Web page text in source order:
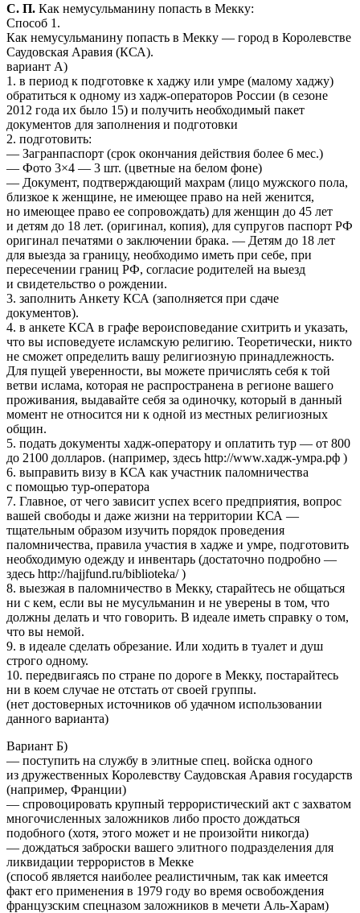
С. П. Как немусульманину попасть в Мекку:
Способ 1.
Как немусульманину попасть в Мекку — город в Королевстве
Саудовская Аравия (КСА).
вариант А)
1. в период к подготовке к хаджу или умре (малому хаджу)
обратиться к одному из хадж-операторов России (в сезоне
2012 года их было 15) и получить необходимый пакет
документов для заполнения и подготовки
2. подготовить:
— Загранпаспорт (срок окончания действия более 6 мес.)
— Фото 3×4 — 3 шт. (цветные на белом фоне)
— Документ, подтверждающий махрам (лицо мужского пола,
близкое к женщине, не имеющее право на ней женится,
но имеющее право ее сопровождать) для женщин до 45 лет
и детям до 18 лет. (оригинал, копия), для супругов паспорт РФ
оригинал печатями о заключении брака. — Детям до 18 лет
для выезда за границу, необходимо иметь при себе, при
пересечении границ РФ, согласие родителей на выезд
и свидетельство о рождении.
3. заполнить Анкету КСА (заполняется при сдаче
документов).
4. в анкете КСА в графе вероисповедание схитрить и указать,
что вы исповедуете исламскую религию. Теоретически, никто
не сможет определить вашу религиозную принадлежность.
Для пущей уверенности, вы можете причислять себя к той
ветви ислама, которая не распространена в регионе вашего
проживания, выдавайте себя за одиночку, который в данный
момент не относится ни к одной из местных религиозных
общин.
5. подать документы хадж-оператору и оплатить тур — от 800
до 2100 долларов. (например, здесь http://www.хадж-умра.рф )
6. выправить визу в КСА как участник паломничества
с помощью тур-оператора
7. Главное, от чего зависит успех всего предприятия, вопрос
вашей свободы и даже жизни на территории КСА —
тщательным образом изучить порядок проведения
паломничества, правила участия в хадже и умре, подготовить
необходимую одежду и инвентарь (достаточно подробно —
здесь http://hajjfund.ru/biblioteka/ )
8. выезжая в паломничество в Мекку, старайтесь не общаться
ни с кем, если вы не мусульманин и не уверены в том, что
должны делать и что говорить. В идеале иметь справку о том,
что вы немой.
9. в идеале сделать обрезание. Или ходить в туалет и душ
строго одному.
10. передвигаясь по стране по дороге в Мекку, постарайтесь
ни в коем случае не отстать от своей группы.
(нет достоверных источников об удачном использовании
данного варианта)
Вариант Б)
— поступить на службу в элитные спец. войска одного
из дружественных Королевству Саудовская Аравия государств
(например, Франции)
— спровоцировать крупный террористический акт с захватом
многочисленных заложников либо просто дождаться
подобного (хотя, этого может и не произойти никогда)
— дождаться заброски вашего элитного подразделения для
ликвидации террористов в Мекке
(способ является наиболее реалистичным, так как имеется
факт его применения в 1979 году во время освобождения
французским спецназом заложников в мечети Аль-Харам)